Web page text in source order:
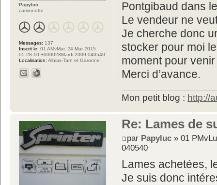
Pontgibaud dans
Le vendeur ne
Je cherche donc
stocker pour moi
moment pour
Merci d’avance.
Mon petit blog : http://
Papyluc
camionette
Messages: 137
Inscrit le: 01 AMvMar, 24 Mar 2015
05:28:10 +000028Mardi 2009 040540
Localisation: Albias-Tarn et Garonne
Re: Lames de
par Papyluc » 01
040540
Lames achetées,
Je suis donc